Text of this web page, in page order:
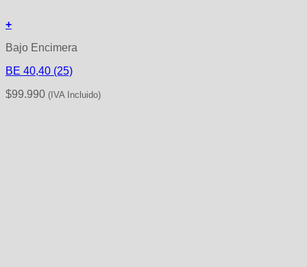
+
Bajo Encimera
BE 40,40 (25)
$99.990 (IVA Incluido)